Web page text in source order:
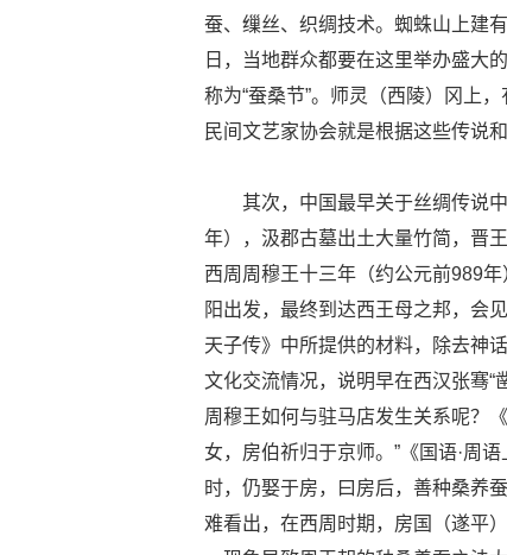
蚕、缫丝、织绸技术。蜘蛛山上建
日，当地群众都要在这里举办盛大
称为“蚕桑节”。师灵（西陵）冈上
民间文艺家协会就是根据这些传说
其次，中国最早关于丝绸传说
年），汲郡古墓出土大量竹简，晋
西周周穆王十三年（约公元前989
阳出发，最终到达西王母之邦，会
天子传》中所提供的材料，除去神
文化交流情况，说明早在西汉张骞“
周穆王如何与驻马店发生关系呢？
女，房伯祈归于京师。”《国语·周
时，仍娶于房，曰房后，善种桑养
难看出，在西周时期，房国（遂平